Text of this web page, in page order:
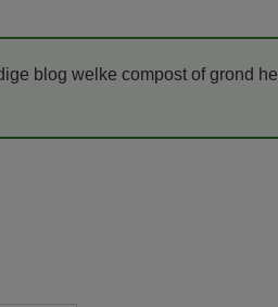
blog welke compost of grond
de modernste trucks, die voldoen